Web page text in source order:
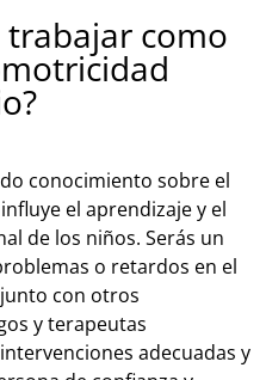
trabajar como
conocimiento sobre el
el aprendizaje y el
de los niños. Serás un
o retardos en el
con otros
y terapeutas
adecuadas y